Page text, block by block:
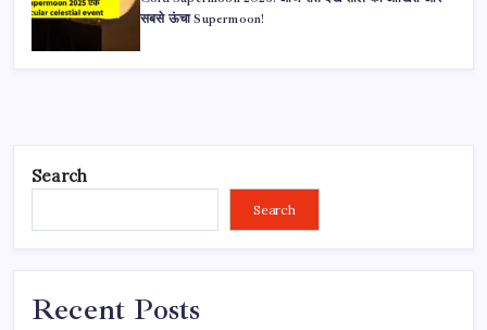
सबसे ऊंचा Supermoon!
Search
Search
Recent Posts